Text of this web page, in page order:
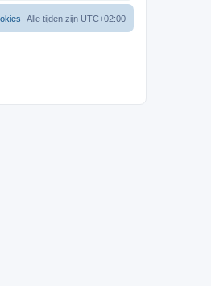
Alle tijden zijn UTC+02:00